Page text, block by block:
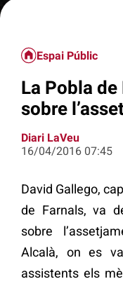
Espai Públic
La Pobla
sobre
Diari LaVeu
16/04/2016 07:45
David Gallego,
de Farnals, va
sobre
Alcalà, on es
assistents els